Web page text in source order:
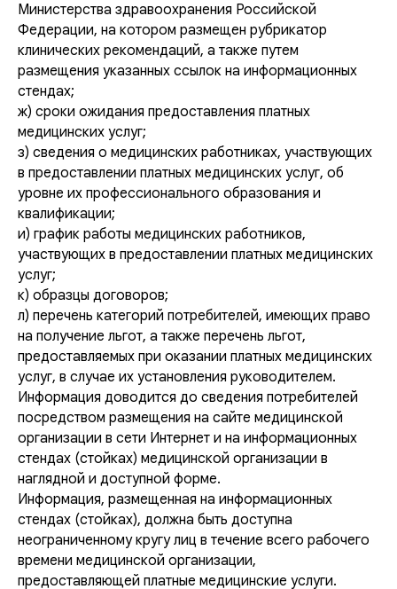
Министерства здравоохранения Российской
Федерации, на котором размещен рубрикатор
клинических рекомендаций, а также путем
размещения указанных ссылок на информационных
стендах;
ж) сроки ожидания предоставления платных
медицинских услуг;
з) сведения о медицинских работниках, участвующих
в предоставлении платных медицинских услуг, об
уровне их профессионального образования и
квалификации;
и) график работы медицинских работников,
участвующих в предоставлении платных медицинских
услуг;
к) образцы договоров;
л) перечень категорий потребителей, имеющих право
на получение льгот, а также перечень льгот,
предоставляемых при оказании платных медицинских
услуг, в случае их установления руководителем.
Информация доводится до сведения потребителей
посредством размещения на сайте медицинской
организации в сети Интернет и на информационных
стендах (стойках) медицинской организации в
наглядной и доступной форме.
Информация, размещенная на информационных
стендах (стойках), должна быть доступна
неограниченному кругу лиц в течение всего рабочего
времени медицинской организации,
предоставляющей платные медицинские услуги.